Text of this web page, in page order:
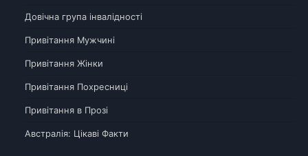
Довічна група інвалідності
Привітання Мужчині
Привітання Жінки
Привітання Похресниці
Привітання в Прозі
Австралія: Цікаві Факти